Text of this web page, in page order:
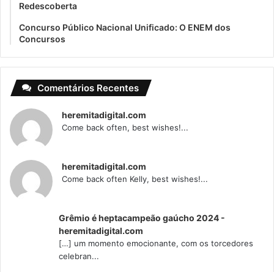
Redescoberta
Concurso Público Nacional Unificado: O ENEM dos
Concursos
Comentários Recentes
heremitadigital.com
Come back often, best wishes!...
heremitadigital.com
Come back often Kelly, best wishes!...
Grêmio é heptacampeão gaúcho 2024 -
heremitadigital.com
[…] um momento emocionante, com os torcedores
celebran...